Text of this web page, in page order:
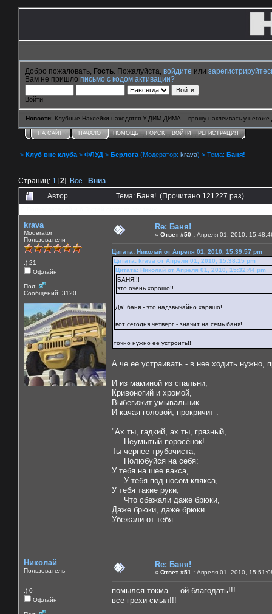
Добро пожаловать, Гость . Пожалуйста, войдите или
Вам не пришло письмо с кодом активации?
Войти
Новости: Клубные Наклейки находятся У ДИМ ДИМА . прошу наклеивать у негоже
НА САЙТ НАЧАЛО ПОМОЩЬ ПОИСК ВОЙТИ РЕГИСТРАЦИЯ
> Клуб вне клуба > ФЛУД > Берлога (Модератор: krava) > Тема: Баня!
Страниц: 1 [2] Все
Вниз
Автор
Тема: Баня! (Прочитано 121227 раз)
krava
Moderator
Пользователи
:) 21
Офлайн
Пол:
Сообщений: 3120
Re: Баня!
« Ответ #50 : Апреля 01, 2010,
Цитата: Николай от Апреля 01, 2010, 15:39:57 pm
Цитата: krava от Апреля 01, 2010, 15:38:15 pm
Цитата: Николай от Апреля 01, 2010, 15:32:44 pm
БАНЯ!!!
это очень хорошо!!
Да! баня - это надзвычайно харяшо!
вот сегодня четверг - значит на семь баня!
точно нужно её устроить!!
А че ее устраивать - в нее ходить нужно,
И из маминой из спальни,
Кривоногий и хромой,
Выбегижит умывальник
И качая головой, прокричит :
"Ах ты, гадкий, ах ты, грязный,
Неумытый поросёнок!
Ты чернее трубочиста,
Полюбуйся на себя:
У тебя на шее вакса,
У тебя под носом клякса,
У тебя такие руки,
Что сбежали даже брюки,
Даже брюки, даже брюки
Убежали от тебя.
Николай
Пользователь
:) 0
Офлайн
Re: Баня!
« Ответ #51 : Апреля 01, 2010,
помылся токма ... ой благодать!!!
все грехи смыл!!!